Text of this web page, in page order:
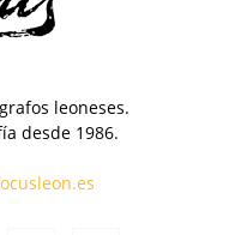
leoneses.
desde 1986.